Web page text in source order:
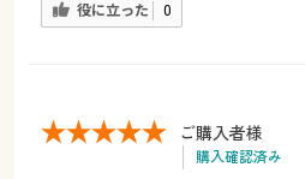
役に立った 0
ご購入者様
購入確認済み